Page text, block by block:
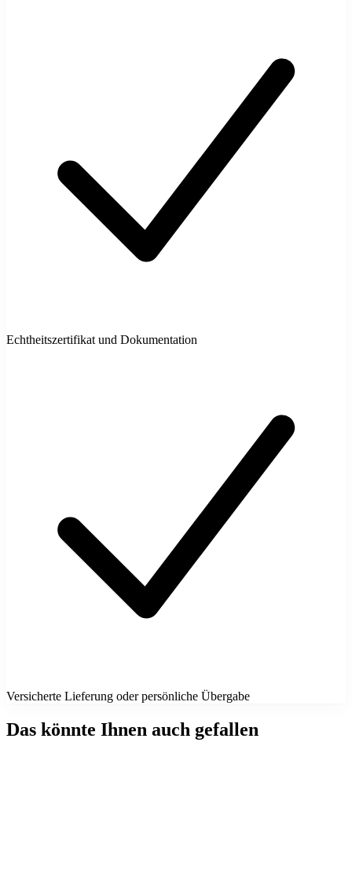
Echtheitszertifikat und Dokumentation
Versicherte Lieferung oder persönliche Übergabe
Das könnte Ihnen auch gefallen